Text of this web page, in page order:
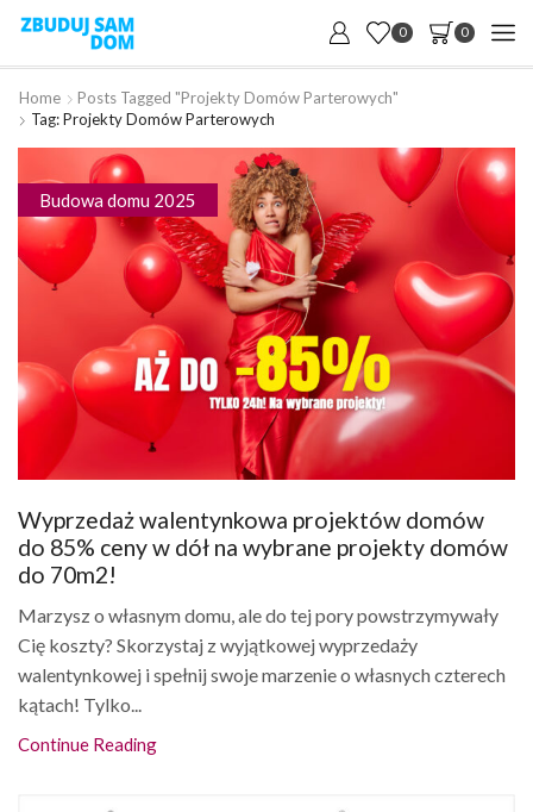
0 0
Home
Posts Tagged "projekty Domów Parterowych"
Tag: Projekty Domów Parterowych
Budowa domu 2025
Wyprzedaż walentynkowa projektów domów
do 85% ceny w dół na wybrane projekty domów
do 70m2!
Marzysz o własnym domu, ale do tej pory powstrzymywały
Cię koszty? Skorzystaj z wyjątkowej wyprzedaży
walentynkowej i spełnij swoje marzenie o własnych czterech
kątach! Tylko...
Continue Reading